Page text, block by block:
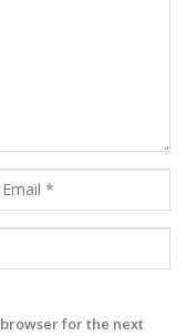
for the next